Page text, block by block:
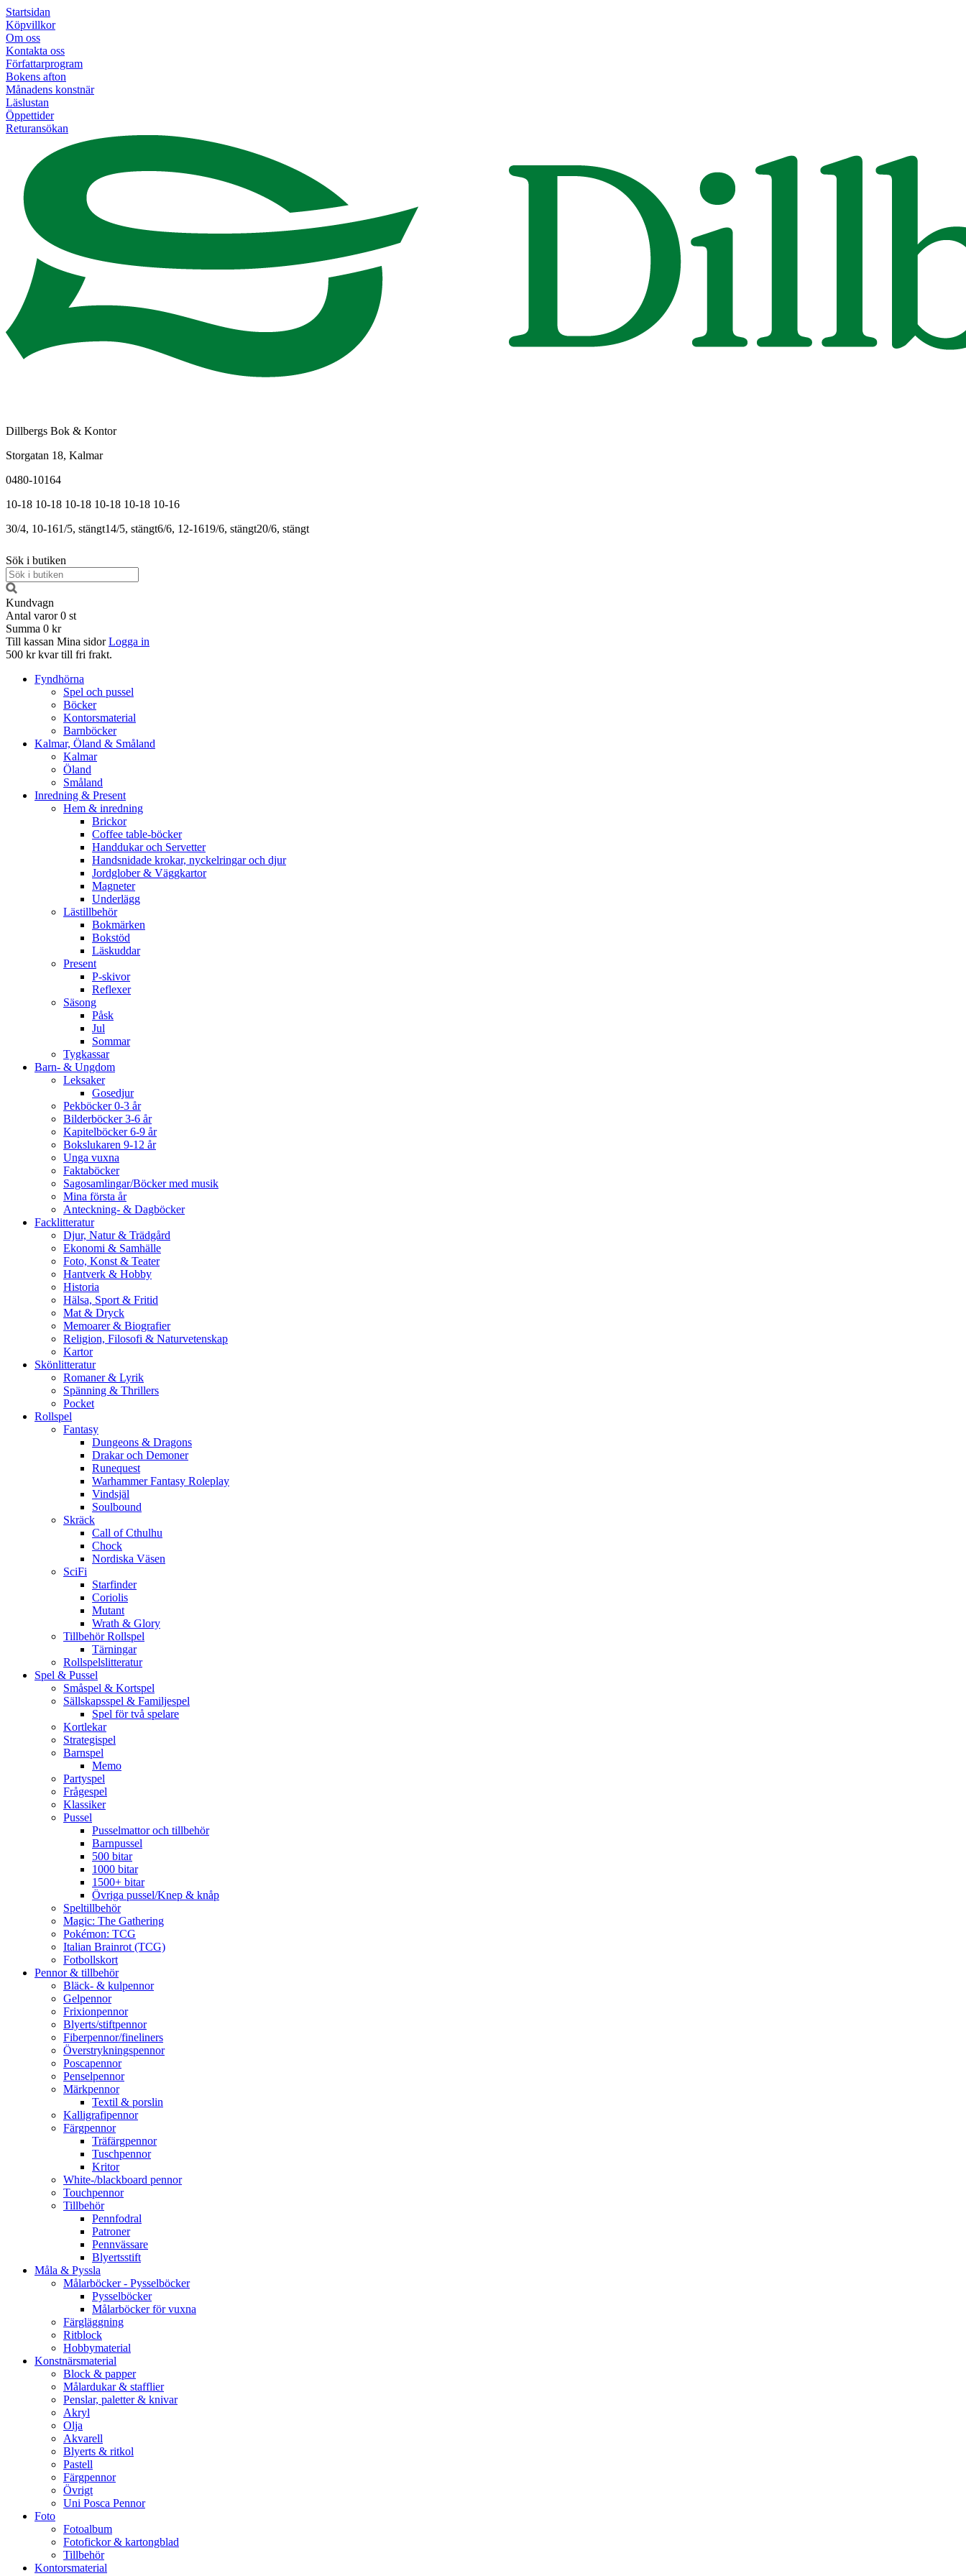
Startsidan
Köpvillkor
Om oss
Kontakta oss
Författarprogram
Bokens afton
Månadens konstnär
Läslustan
Öppettider
Returansökan
Dillbergs Bok & Kontor
Storgatan 18, Kalmar
0480-10164
10-18 10-18 10-18 10-18 10-18 10-16
30/4, 10-161/5, stängt14/5, stängt6/6, 12-1619/6, stängt20/6, stängt
Sök i butiken
Kundvagn
Antal varor 0 st
Summa 0 kr
Till kassan Mina sidor Logga in
500 kr kvar till fri frakt.
Fyndhörna
Spel och pussel
Böcker
Kontorsmaterial
Barnböcker
Kalmar, Öland & Småland
Kalmar
Öland
Småland
Inredning & Present
Hem & inredning
Brickor
Coffee table-böcker
Handdukar och Servetter
Handsnidade krokar, nyckelringar och djur
Jordglober & Väggkartor
Magneter
Underlägg
Lästillbehör
Bokmärken
Bokstöd
Läskuddar
Present
P-skivor
Reflexer
Säsong
Påsk
Jul
Sommar
Tygkassar
Barn- & Ungdom
Leksaker
Gosedjur
Pekböcker 0-3 år
Bilderböcker 3-6 år
Kapitelböcker 6-9 år
Bokslukaren 9-12 år
Unga vuxna
Faktaböcker
Sagosamlingar/Böcker med musik
Mina första år
Anteckning- & Dagböcker
Facklitteratur
Djur, Natur & Trädgård
Ekonomi & Samhälle
Foto, Konst & Teater
Hantverk & Hobby
Historia
Hälsa, Sport & Fritid
Mat & Dryck
Memoarer & Biografier
Religion, Filosofi & Naturvetenskap
Kartor
Skönlitteratur
Romaner & Lyrik
Spänning & Thrillers
Pocket
Rollspel
Fantasy
Dungeons & Dragons
Drakar och Demoner
Runequest
Warhammer Fantasy Roleplay
Vindsjäl
Soulbound
Skräck
Call of Cthulhu
Chock
Nordiska Väsen
SciFi
Starfinder
Coriolis
Mutant
Wrath & Glory
Tillbehör Rollspel
Tärningar
Rollspelslitteratur
Spel & Pussel
Småspel & Kortspel
Sällskapsspel & Familjespel
Spel för två spelare
Kortlekar
Strategispel
Barnspel
Memo
Partyspel
Frågespel
Klassiker
Pussel
Pusselmattor och tillbehör
Barnpussel
500 bitar
1000 bitar
1500+ bitar
Övriga pussel/Knep & knåp
Speltillbehör
Magic: The Gathering
Pokémon: TCG
Italian Brainrot (TCG)
Fotbollskort
Pennor & tillbehör
Bläck- & kulpennor
Gelpennor
Frixionpennor
Blyerts/stiftpennor
Fiberpennor/fineliners
Överstrykningspennor
Poscapennor
Penselpennor
Märkpennor
Textil & porslin
Kalligrafipennor
Färgpennor
Träfärgpennor
Tuschpennor
Kritor
White-/blackboard pennor
Touchpennor
Tillbehör
Pennfodral
Patroner
Pennvässare
Blyertsstift
Måla & Pyssla
Målarböcker - Pysselböcker
Pysselböcker
Målarböcker för vuxna
Färgläggning
Ritblock
Hobbymaterial
Konstnärsmaterial
Block & papper
Målardukar & stafflier
Penslar, paletter & knivar
Akryl
Olja
Akvarell
Blyerts & ritkol
Pastell
Färgpennor
Övrigt
Uni Posca Pennor
Foto
Fotoalbum
Fotofickor & kartongblad
Tillbehör
Kontorsmaterial